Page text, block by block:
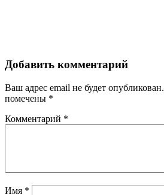
Добавить комментарий
Ваш адрес email не будет опубликован.
помечены *
Комментарий *
Имя *